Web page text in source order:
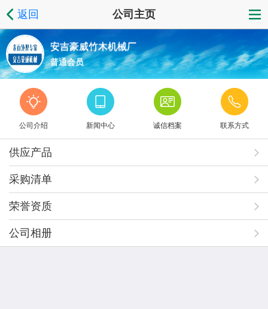
返回 公司主页
安吉豪威竹木机械厂
普通会员
公司介绍 新闻中心 诚信档案 联系方式
供应产品
采购清单
荣誉资质
公司相册